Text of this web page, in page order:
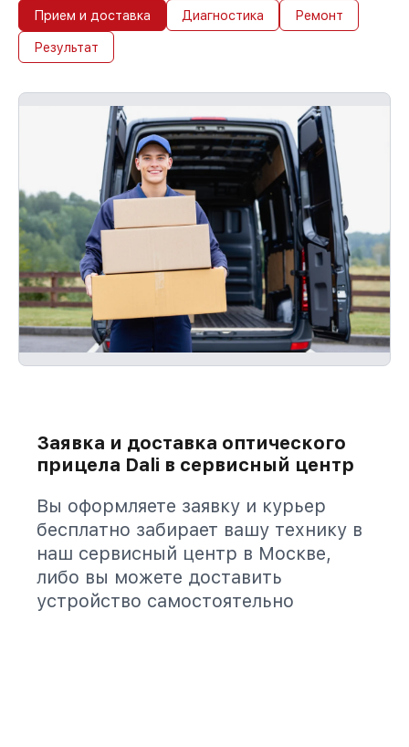
Прием и доставка Диагностика Ремонт
Результат
Заявка и доставка оптического
прицела Dali в сервисный центр
Вы оформляете заявку и курьер
бесплатно забирает вашу технику в
наш сервисный центр в Москве,
либо вы можете доставить
устройство самостоятельно